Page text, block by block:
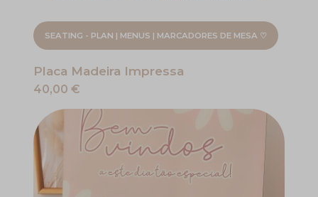
SEATING - PLAN | MENUS | MARCADORES DE MESA ♡
Placa Madeira Impressa
40,00 €